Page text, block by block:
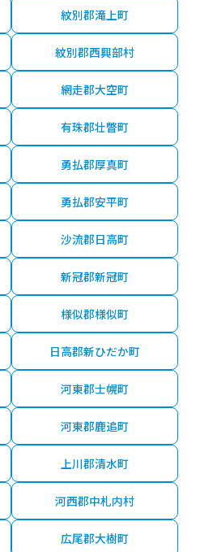
紋別郡滝上町
紋別郡西興部村
網走郡大空町
有珠郡壮瞥町
勇払郡厚真町
勇払郡安平町
沙流郡日高町
新冠郡新冠町
様似郡様似町
日高郡新ひだか町
河東郡士幌町
河東郡鹿追町
上川郡清水町
河西郡中札内村
広尾郡大樹町